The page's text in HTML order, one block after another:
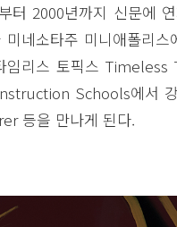
터 2000년까지 신문에
네소타주 미니애폴리
임리스 토픽스
Schools에서
등을 만나게 된다.